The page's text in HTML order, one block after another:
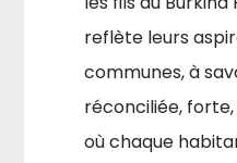
reflète leurs
communes, à
réconciliée,
où chaque